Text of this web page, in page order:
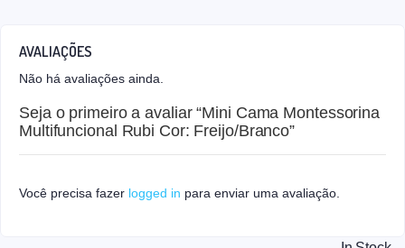
AVALIAÇÕES
Não há avaliações ainda.
Seja o primeiro a avaliar “Mini Cama Montessorina
Multifuncional Rubi Cor: Freijo/Branco”
Você precisa fazer logged in para enviar uma avaliação.